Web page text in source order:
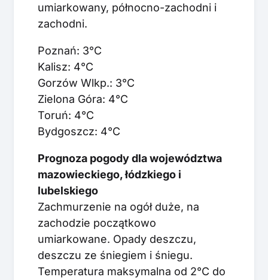
umiarkowany, północno-zachodni i
zachodni.
Poznań: 3°C
Kalisz: 4°C
Gorzów Wlkp.: 3°C
Zielona Góra: 4°C
Toruń: 4°C
Bydgoszcz: 4°C
Prognoza pogody dla województwa
mazowieckiego, łódzkiego i
lubelskiego
Zachmurzenie na ogół duże, na
zachodzie początkowo
umiarkowane. Opady deszczu,
deszczu ze śniegiem i śniegu.
Temperatura maksymalna od 2°C do